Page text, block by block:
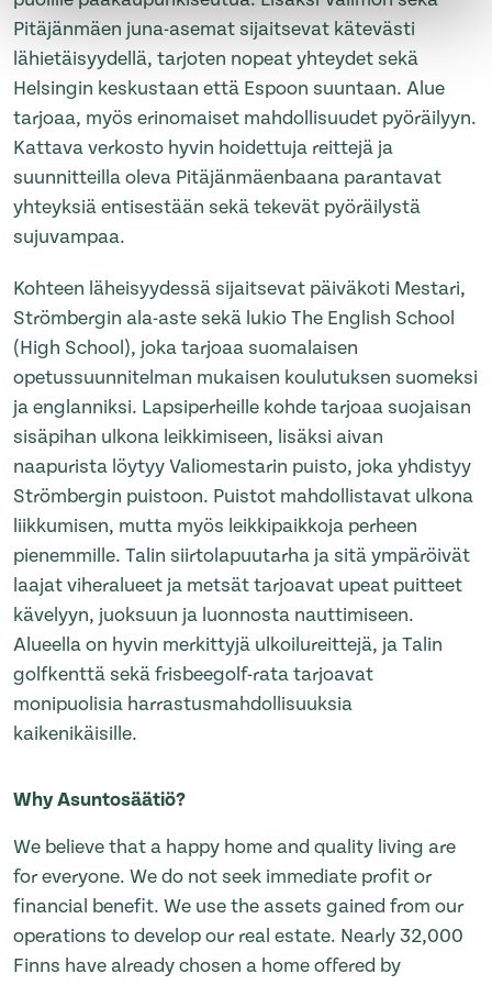
Pitäjänmäen juna-asemat sijaitsevat kätevästi
lähietäisyydellä, tarjoten nopeat yhteydet sekä
Helsingin keskustaan että Espoon suuntaan. Alue
tarjoaa, myös erinomaiset mahdollisuudet pyöräilyyn.
Kattava verkosto hyvin hoidettuja reittejä ja
suunnitteilla oleva Pitäjänmäenbaana parantavat
yhteyksiä entisestään sekä tekevät pyöräilystä
sujuvampaa.
Kohteen läheisyydessä sijaitsevat päiväkoti Mestari,
Strömbergin ala-aste sekä lukio The English School
(High School), joka tarjoaa suomalaisen
opetussuunnitelman mukaisen koulutuksen suomeksi
ja englanniksi. Lapsiperheille kohde tarjoaa suojaisan
sisäpihan ulkona leikkimiseen, lisäksi aivan
naapurista löytyy Valiomestarin puisto, joka yhdistyy
Strömbergin puistoon. Puistot mahdollistavat ulkona
liikkumisen, mutta myös leikkipaikkoja perheen
pienemmille. Talin siirtolapuutarha ja sitä ympäröivät
laajat viheralueet ja metsät tarjoavat upeat puitteet
kävelyyn, juoksuun ja luonnosta nauttimiseen.
Alueella on hyvin merkittyjä ulkoilureittejä, ja Talin
golfkenttä sekä frisbeegolf-rata tarjoavat
monipuolisia harrastusmahdollisuuksia
kaikenikäisille.
Why Asuntosäätiö?
We believe that a happy home and quality living are
for everyone. We do not seek immediate profit or
financial benefit. We use the assets gained from our
operations to develop our real estate. Nearly 32,000
Finns have already chosen a home offered by